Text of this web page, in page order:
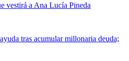
vestirá a Ana Lucía Pineda
tras acumular millonaria deuda;